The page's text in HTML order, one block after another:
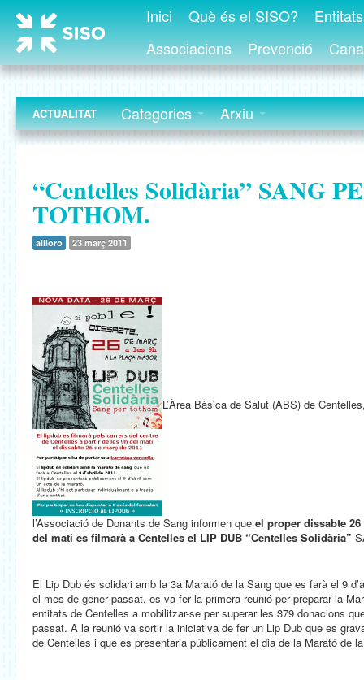
Inici Què és el SISO?
Associacions
Prevenció
ACTUALITAT Categories Arxiu
“Centelles Solidària” SANG
TOTHOM.
allloro 23 març 2011
L’Àrea Bàsica de Salut (ABS) de
l’Associació de Donants de Sang informen que el proper dissabte
del mati es filmarà a Centelles el LIP DUB “Centelles Solidària”
El Lip Dub és solidari amb la 3a Marató de la Sang que es farà el 9
el mes de gener passat, es va fer la primera reunió per preparar la
entitats de Centelles a mobilitzar-se per superar les 379 donacions
passat. A la reunió va sortir la iniciativa de fer un Lip Dub que es
de Centelles i que es presentaria públicament el dia de la Marató de